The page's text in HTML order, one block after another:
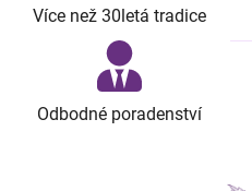
Více než 30letá tradice
Odbodné poradenství